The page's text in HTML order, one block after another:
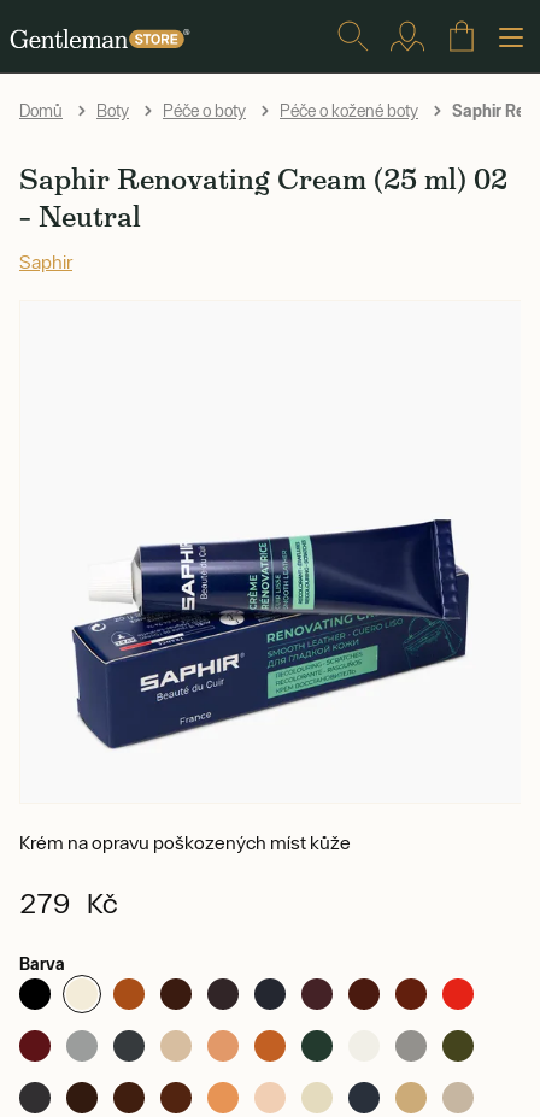
Domů Boty Péče o boty Péče o kožené boty Saphir
Saphir Renovating Cream (25 ml) 02
– Neutral
Saphir
Krém na opravu poškozených míst kůže
279 Kč
Barva